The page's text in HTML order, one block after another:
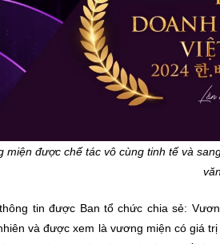
miện được chế tác vô cùng tinh tế và
tin được Ban tổ chức chia sẻ:
và được xem là vương miện có giá